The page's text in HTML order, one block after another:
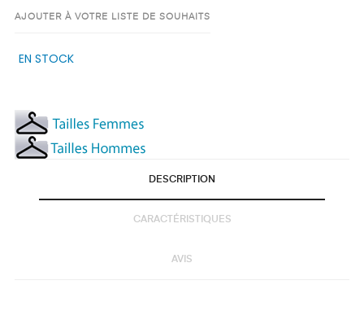
AJOUTER À VOTRE LISTE DE SOUHAITS
EN STOCK
DESCRIPTION
CARACTÉRISTIQUES
AVIS